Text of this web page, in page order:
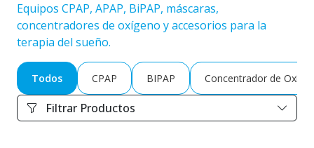
Equipos CPAP, APAP, BiPAP, máscaras,
concentradores de oxígeno y accesorios para la
terapia del sueño.
Todos CPAP BIPAP Concentrador de
Filtrar Productos